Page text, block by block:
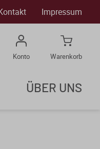
Impressum
Konto Warenkorb
ÜBER UNS